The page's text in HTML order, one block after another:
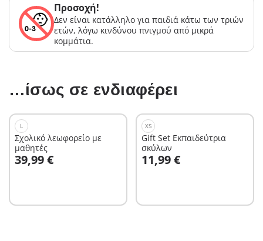
Προσοχή!
Δεν είναι κατάλληλο για παιδιά κάτω των τριών
ετών, λόγω κινδύνου πνιγμού από μικρά
κομμάτια.
…ίσως σε ενδιαφέρει
L
Σχολικό λεωφορείο με
μαθητές
39,99 €
Στο καλάθι
XS
Gift Set Εκπαιδεύτρια
σκύλων
11,99 €
Στο καλάθι